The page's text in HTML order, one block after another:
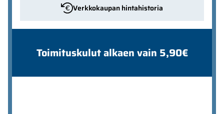
Verkkokaupan hintahistoria
Toimituskulut alkaen vain 5,90€